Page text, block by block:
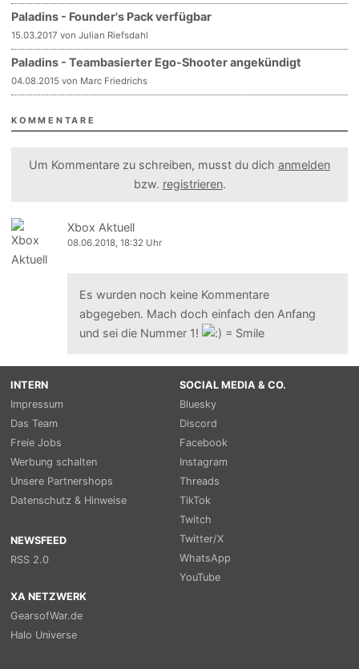
Paladins - Founder's Pack verfügbar
15.03.2017 von Julian Riefsdahl
Paladins - Teambasierter Ego-Shooter angekündigt
04.08.2015 von Marc Friedrichs
KOMMENTARE
Um Kommentare zu schreiben, musst du dich anmelden
bzw. registrieren.
Xbox Aktuell
08.06.2018, 18:32 Uhr
Es wurden noch keine Kommentare
abgegeben. Mach doch einfach den Anfang
und sei die Nummer 1!
INTERN
Impressum
Das Team
Freie Jobs
Werbung schalten
Unsere Partnershops
Datenschutz & Hinweise
NEWSFEED
RSS 2.0
SOCIAL MEDIA & CO.
Bluesky
Discord
Facebook
Instagram
Threads
TikTok
Twitch
Twitter/X
WhatsApp
YouTube
XA NETZWERK
GearsofWar.de
Halo Universe